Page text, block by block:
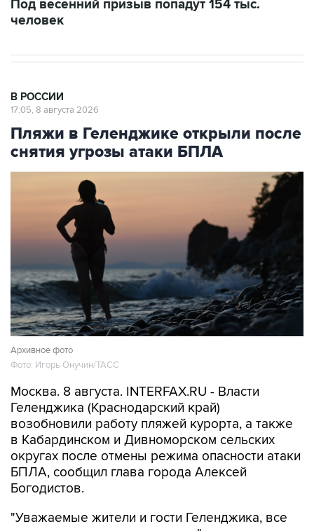
Пляжи в Геленджике открыли после
снятия угрозы атаки БПЛА
Архивное фото
Фото: Игорь Онучин/ТАСС
Москва. 8 августа. INTERFAX.RU - Власти
возобновили работу пляжей курорта, а также
в Кабардинском и Дивноморском сельских
округах после отмены режима опасности атаки
БПЛА, сообщил глава города Алексей
Богодистов.
"Уважаемые жители и гости Геленджика, все
своем канале в Max.